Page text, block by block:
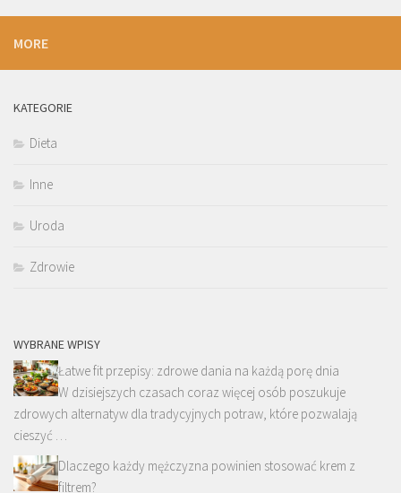
MORE
KATEGORIE
Dieta
Inne
Uroda
Zdrowie
WYBRANE WPISY
Łatwe fit przepisy: zdrowe dania na każdą porę dnia
W dzisiejszych czasach coraz więcej osób poszukuje
zdrowych alternatyw dla tradycyjnych potraw, które pozwalają
cieszyć …
Dlaczego każdy mężczyzna powinien stosować krem z
filtrem?